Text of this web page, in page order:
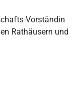
Vorständin
Rathäusern und